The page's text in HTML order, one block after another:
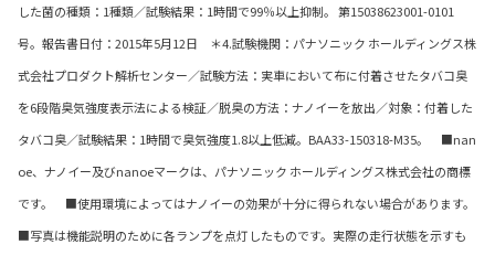
した菌の種類：1種類／試験結果：1時間で99％以上抑制。 第15038623001-0101
号。報告書日付：2015年5月12日 ＊4.試験機関：パナソニック ホールディングス株
式会社プロダクト解析センター／試験方法：実車において布に付着させたタバコ臭
を6段階臭気強度表示法による検証／脱臭の方法：ナノイーを放出／対象：付着した
タバコ臭／試験結果：1時間で臭気強度1.8以上低減。BAA33-150318-M35。 ■nan
oe、ナノイー及びnanoeマークは、パナソニック ホールディングス株式会社の商標
です。 ■使用環境によってはナノイーの効果が十分に得られない場合があります。
■写真は機能説明のために各ランプを点灯したものです。実際の走行状態を示すも